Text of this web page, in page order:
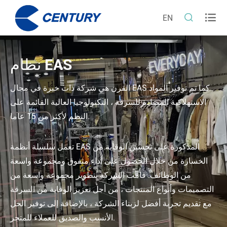
EN  
نظام EAS
القرن هي شركة ذات خبرة في مجال EAS كما تم توفير المواد
الاستهلاكية المضادة للسرقة ، التكنولوجيا العالية القائمة على
النظم لأكثر من 15 عاما.
تعمل سلسلة أنظمة EAS المذكورة على تحسين الوقاية من
الخسارة من خلال الحصول على أداء متفوق ومجموعة واسعة
من الوظائف. قامت الشركة بتطوير مجموعة واسعة من
التصميمات وأنواع المنتجات ، من أجل تعزيز الوقاية من السرقة
مع تقديم تجربة أفضل لزبناء الشركة ، بالإضافة إلى توفير الحل
الأنسب والصديق للعملاء للمتجر.